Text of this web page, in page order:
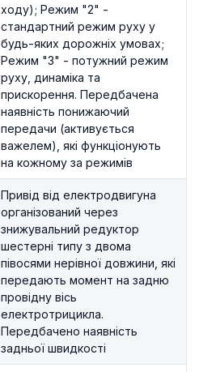
ходу); Режим "2" -
стандартний режим руху у
будь-яких дорожніх умовах;
Режим "3" - потужний режим
руху, динаміка та
прискорення. Передбачена
наявність понижаючий
передачи (активується
важелем), які функціонують
на кожному за режимів
Привід від електродвигуна
організований через
знижувальний редуктор
шестерні типу з двома
півосями нерівної довжини, які
передають момент на задню
провідну вісь
електротрицикла.
Передбачено наявність
задньої швидкості